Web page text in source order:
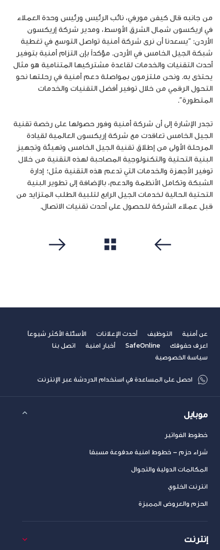
من جانبه قال كيفن مورفي، نائب الرئيس ورئيس وحدة العملاء
في اريكسون شمال الشرق الأوسط، ومدير شركة إريكسون
الأردن: “يسعدنا أن نرى شركة أمنية تواصل التوسع في تغطية
شبكة الجيل الخامس في الأردن. مؤكداً بإن التزام أمنية بتوفير
أحدث التقنيات والخدمات لقاعدة مشتركيها المتنامية هو مثال
يحتذى به. ونحن ملتزمون بمواصلة دعم أمنية في رحلتها نحو
التحول الرقمي من خلال توفير أفضل التقنيات والخدمات
المتطورة”.
تجدر الإشارة إلى أن شركة أمنية وفور حصولها على رخصة تقنية
الجيل الخامس تعاقدت مع شركة إريكسون العالمية لقيادة
المرحلة الأولى من إطلاق تقنية الجيل الخامس وتهيئة وتجهيز
البنية التحتية والتكنولوجية المصاحبة لهذه التقنية من خلال
توفير الأجهزة والخدمات التي تدعم هذه التقنية مثل؛ إدارة
الشبكة وتكامل الأنظمة والدعم، بالإضافة إلى تطوير البنية
التحتية الحالية لخدمات الجيل الرابع لتلبية الطلب المتزايد من
قبل عملاء الشركة للحصول على أحدث تقنيات الاتصال.
عن أمنية التوظيف أحدث الإعلانات
الأسئلة الأكثر شيوعاً
اعرف حقوقك
SafeOnline أخبار امنية
اتصل بنا
سياسة الخصوصية
احصل على المساعدة في استخدام الدردشة عبر الإنترنت
موبايل
خطوط الفواتير
شراء حزم – خطوط امنية مدفوعة مسبقا
المكالمات الدولية والتجوال
انترنت الخلوي
الحزم والعروض المميزة
إنترنت